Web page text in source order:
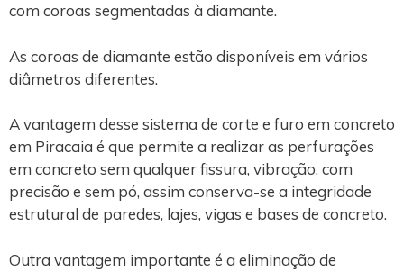
com coroas segmentadas à diamante.
As coroas de diamante estão disponíveis em vários
diâmetros diferentes.
A vantagem desse sistema de corte e furo em concreto
em Piracaia é que permite a realizar as perfurações
em concreto sem qualquer fissura, vibração, com
precisão e sem pó, assim conserva-se a integridade
estrutural de paredes, lajes, vigas e bases de concreto.
Outra vantagem importante é a eliminação de